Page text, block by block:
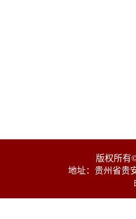
版权所有
地址：贵州省贵